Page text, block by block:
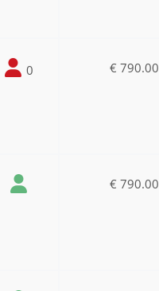
0 € 790.00
€ 790.00